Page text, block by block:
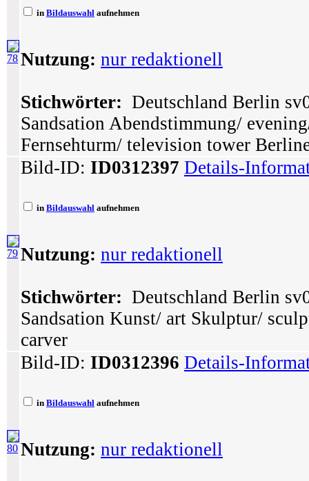
78
in Bildauswahl aufnehmen
Nutzung: nur redaktionell
Stichwörter: Deutschland Berlin
Sandsation Abendstimmung/
Fernsehturm/ television tower
79
Bild-ID: ID0312397 Details-
in Bildauswahl aufnehmen
Nutzung: nur redaktionell
Stichwörter: Deutschland Berlin
Sandsation Kunst/ art Skulptur/
carver
80
Bild-ID: ID0312396 Details-
in Bildauswahl aufnehmen
Nutzung: nur redaktionell